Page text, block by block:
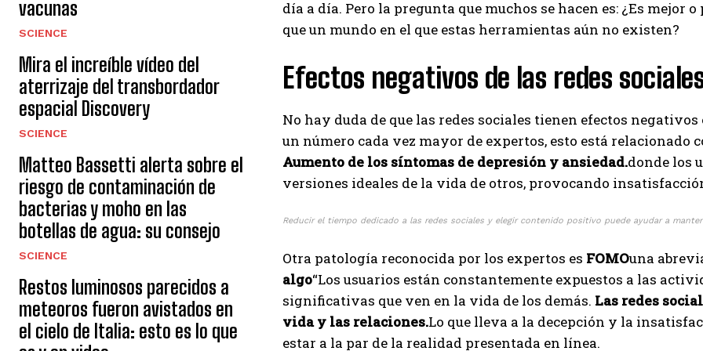
I've read and accept thePrivacy Policy.
Izer
vacunas
SCIENCE
Mira el increíble vídeo del
aterrizaje del transbordador
espacial Discovery
SCIENCE
Matteo Bassetti alerta sobre el
riesgo de contaminación de
bacterias y moho en las
botellas de agua: su consejo
SCIENCE
Restos luminosos parecidos a
meteoros fueron avistados en
el cielo de Italia: esto es lo que
día a día. Pero la pregunta que muchos se hacen es: ¿Es mejor
que un mundo en el que estas herramientas aún no existen?
Efectos negativos de las redes
No hay duda de que las redes sociales tienen efectos
un número cada vez mayor de expertos, esto está relacionado
Aumento de los síntomas de depresión y ansiedad.donde los
versiones ideales de la vida de otros, provocando
Reducir el tiempo dedicado a las redes sociales y elegir contenido positivo puede ayudar a
Otra patología reconocida por los expertos es FOMOuna
algo“Los usuarios están constantemente expuestos a las
significativas que ven en la vida de los demás. Las redes
vida y las relaciones.Lo que lleva a la decepción y la
estar a la par de la realidad presentada en línea.